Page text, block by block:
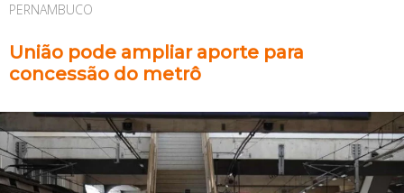
PERNAMBUCO
União pode ampliar aporte para
concessão do metrô